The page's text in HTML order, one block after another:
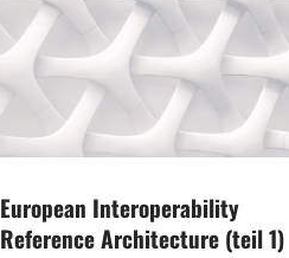
European Interoperability
Reference Architecture (teil 1)